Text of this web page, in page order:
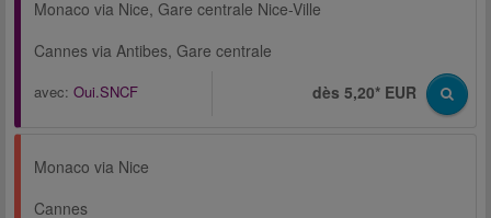
Monaco via Nice, Gare centrale Nice-Ville
Cannes via Antibes, Gare centrale
avec: Oui.SNCF dès 5,20* EUR
Monaco via Nice
Cannes